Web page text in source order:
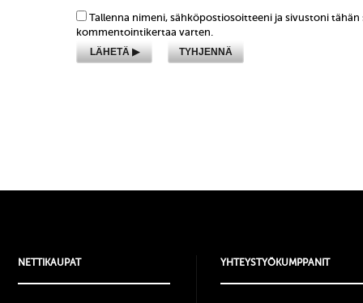
Tallenna nimeni, sähköpostiosoitteeni ja sivustoni tähän
kommentointikertaa varten.
NETTIKAUPAT YHTEYSTYÖKUMPPANIT